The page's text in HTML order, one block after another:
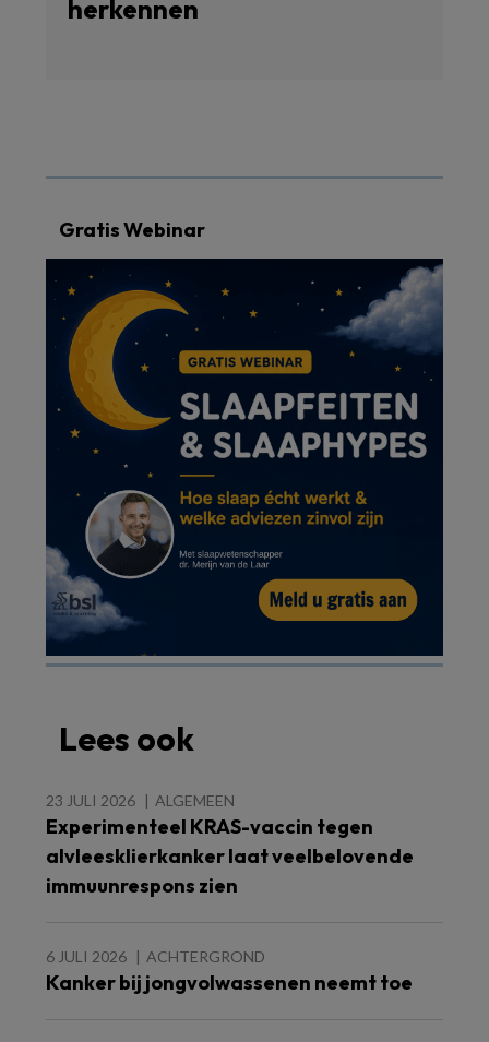
herkennen
Gratis Webinar
Lees ook
23 JULI 2026 ALGEMEEN
Experimenteel KRAS-vaccin tegen
alvleesklierkanker laat veelbelovende
immuunrespons zien
6 JULI 2026 ACHTERGROND
Kanker bij jongvolwassenen neemt toe